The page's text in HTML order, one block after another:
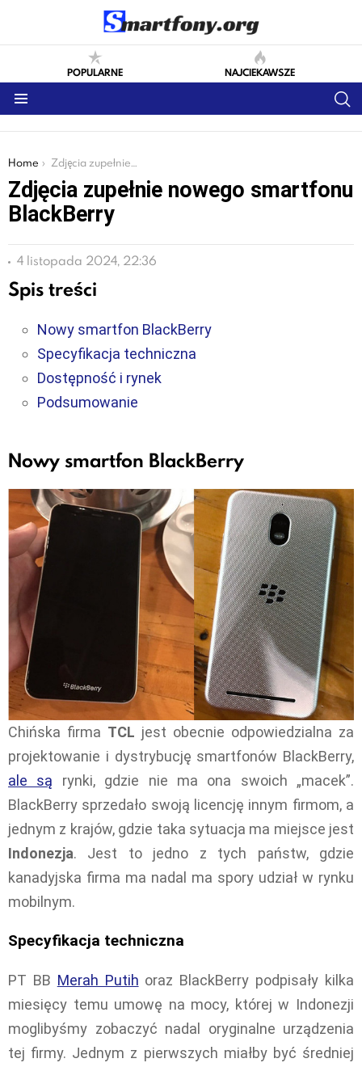
POPULARNE NAJCIEKAWSZE
You are here:
Home Zdjęcia zupełnie nowego smartfonu BlackBerry
Zdjęcia zupełnie nowego smartfonu
BlackBerry
4 listopada 2024, 22:36
Spis treści
Nowy smartfon BlackBerry
Specyfikacja techniczna
Dostępność i rynek
Podsumowanie
Nowy smartfon BlackBerry
Chińska firma TCL jest obecnie odpowiedzialna za
projektowanie i dystrybucję smartfonów BlackBerry,
ale są rynki, gdzie nie ma ona swoich „macek”.
BlackBerry sprzedało swoją licencję innym firmom, a
jednym z krajów, gdzie taka sytuacja ma miejsce jest
Indonezja. Jest to jedno z tych państw, gdzie
kanadyjska firma ma nadal ma spory udział w rynku
mobilnym.
Specyfikacja techniczna
PT BB Merah Putih oraz BlackBerry podpisały kilka
miesięcy temu umowę na mocy, której w Indonezji
moglibyśmy zobaczyć nadal oryginalne urządzenia
tej firmy. Jednym z pierwszych miałby być średniej